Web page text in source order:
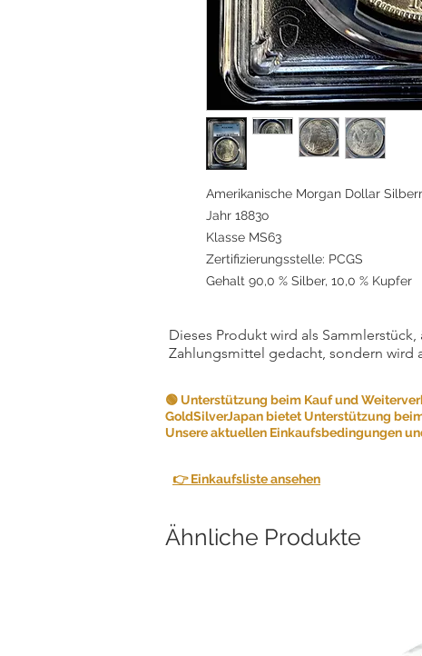
Amerikanische Morgan Dollar
Jahr 1883o
Klasse MS63
Zertifizierungsstelle: PCGS
Gehalt 90,0 % Silber, 10,0 % Kupfer
Dieses Produkt wird als
Zahlungsmittel gedacht, sondern wird
🟢 Unterstützung beim Kauf und
GoldSilverJapan bietet Unterstützung
Unsere aktuellen Einkaufsbedingungen
👉 Einkaufsliste ansehen
Ähnliche Produkte